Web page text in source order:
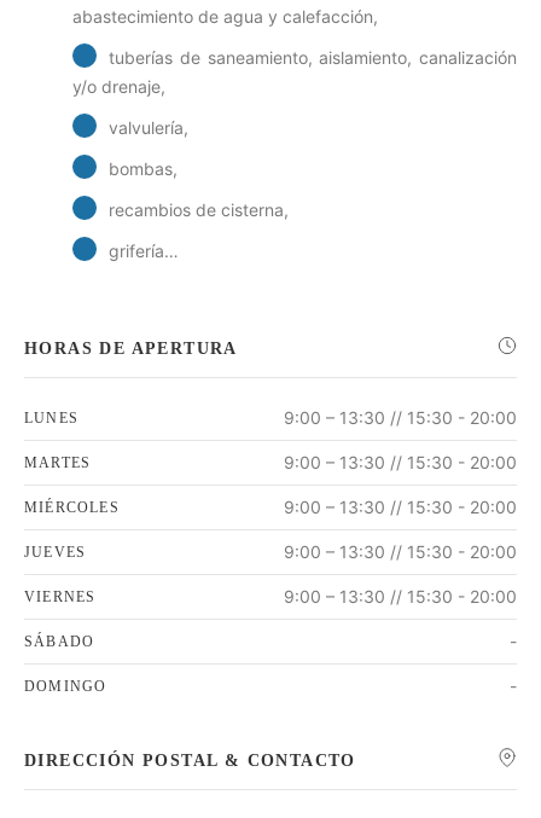
abastecimiento de agua y calefacción,
tuberías de saneamiento, aislamiento, canalización
y/o drenaje,
valvulería,
bombas,
recambios de cisterna,
grifería…
HORAS DE APERTURA
LUNES 9:00 – 13:30 // 15:30 - 20:00
MARTES 9:00 – 13:30 // 15:30 - 20:00
MIÉRCOLES 9:00 – 13:30 // 15:30 - 20:00
JUEVES 9:00 – 13:30 // 15:30 - 20:00
VIERNES 9:00 – 13:30 // 15:30 - 20:00
SÁBADO -
DOMINGO -
DIRECCIÓN POSTAL & CONTACTO